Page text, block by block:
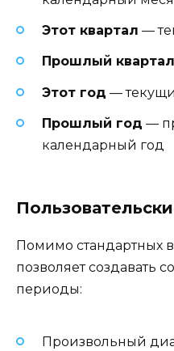
Этот квартал —
Прошлый квартал
Этот год —
Прошлый год —
календарный год
Помимо стандартных
позволяет создавать
периоды:
Произвольный